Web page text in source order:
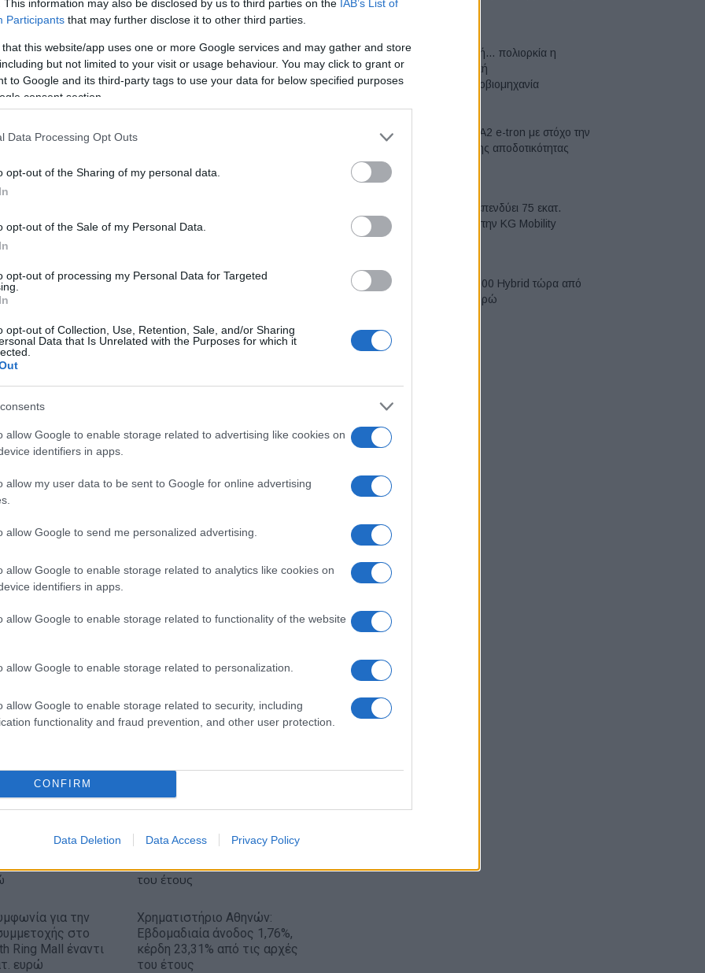
This information may also be disclosed by us to third parties on the IAB’s List of
Participants that may further disclose it to other third parties.
that this website/app uses one or more Google services and may gather and store
but not limited to your visit or usage behaviour. You may click to grant or
to Google and its third-party tags to use your data for below specified purposes
consent section.
Data Processing Opt Outs
opt-out of the Sharing of my personal data.
opt-out of the Sale of my Personal Data.
opt-out of processing my Personal Data for Targeted
opt-out of Collection, Use, Retention, Sale, and/or Sharing
Data that Is Unrelated with the Purposes for which it
allow Google to enable storage related to advertising like cookies on
identifiers in apps.
allow my user data to be sent to Google for online advertising
allow Google to send me personalized advertising.
allow Google to enable storage related to analytics like cookies on
identifiers in apps.
allow Google to enable storage related to functionality of the website
allow Google to enable storage related to personalization.
allow Google to enable storage related to security, including
functionality and fraud prevention, and other user protection.
CONFIRM
Data Deletion Data Access Privacy Policy
όπου ο Pedro Antunes κέρδισε στην κατηγορία 2WD
στην πρώτη αγωνιστική εμφάνιση του
πρωταθλητής Ιταλίας στην κατηγορία 2WD,
στο γαλλικό πρατάθλημα Gravel Rally στην κατηγορία
ισπανικών Junior Rally και θα συνεχίσει να
Ράλλυ (ERC3) και την επόμενη σεζόν.
του συναδέλφου Ισπανού Josep Bassas, ο οποίος
ως επιλαχών στο ERC3, κυρίως κερδίζοντας στο
περίπου πληρώματα που έλαβαν μέρος στο
τον μοναδικό γύρο που πραγματοποιήθηκε
οι αγώνες. Ο ταλαντούχος Γάλλος
να προκαλέσει έναν άμεσο αντίκτυπο, φέροντας το
συμπεριλαμβανομένων 30 R5. Οι Ginox Bux
κερίδζοντας επάξια στις κατηγορίες «Ομαλής
επίσης, δημοφιλές μεταξύ δεκαπέντε
όπου ο Pedro Antunes κατέκτησε το πρώτο βραβείο.
το Peugeot 208 Rally 4 σύντομα θα καταπλήξει και την
προ ολίγων ημερών για το Περού.
δήλωσε: «Πάνω από ένας χρόνος προσπαθειών
μας μοντέλο δίπλα στα καλύτερα του κόσμου
Sport. Ευελπιστούμε αυτή η ανταμοιβή της
Τρινκιέρι
για την
στο
Ring Mall έναντι
ευρώ
Χρηματιστήριο Αθηνών:
Εβδομαδιαία άνοδος 1,76%,
κέρδη 23,31% από τις αρχές
του έτους
Σε κινεζική… πολιορκία η
ευρωπαϊκή
αυτοκινητοβιομηχανία
Νέο Audi A2 e-tron με στόχο την
κορυφή της αποδοτικότητας
Η Chery επενδύει 75 εκατ.
δολάρια στην KG Mobility
Το FIAT 500 Hybrid τώρα από
18.990 ευρώ